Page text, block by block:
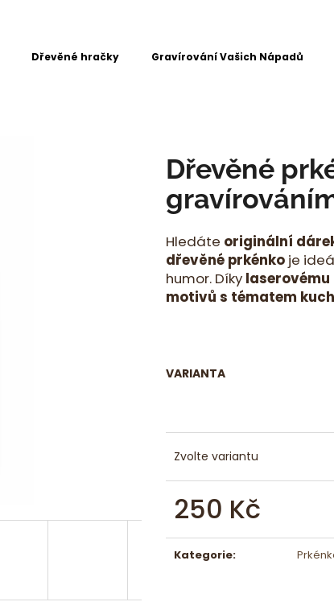
Dřevěné hračky Gravírování Vašich Nápadů
Dřevěné
Hledáte originální
dřevěné prkénko je
humor. Díky
motivů s tématem
VARIANTA
Zvolte variantu
250 Kč
cena:
Kategorie:
MASIVNÍ